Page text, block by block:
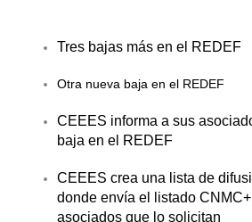
Tres bajas más en el REDEF
Otra nueva baja en el REDEF
CEEES informa a sus
baja en el REDEF
CEEES crea una lista de
donde envía el listado
asociados que lo solicitan